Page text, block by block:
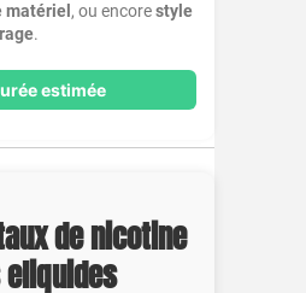
matériel , ou encorestyle
.
estimée
de nicotine